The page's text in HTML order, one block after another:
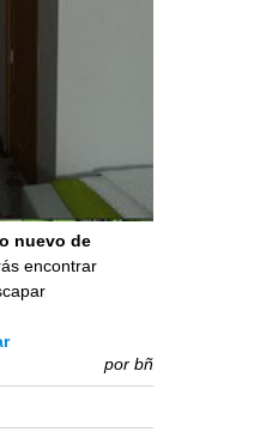
nuevo de
encontrar
por bñ